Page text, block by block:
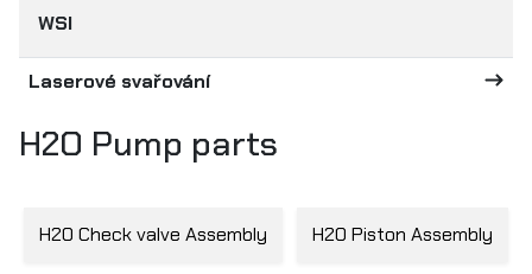
WSI
Laserové svařování
H2O Pump parts
H2O Check valve Assembly H2O Piston Assembly